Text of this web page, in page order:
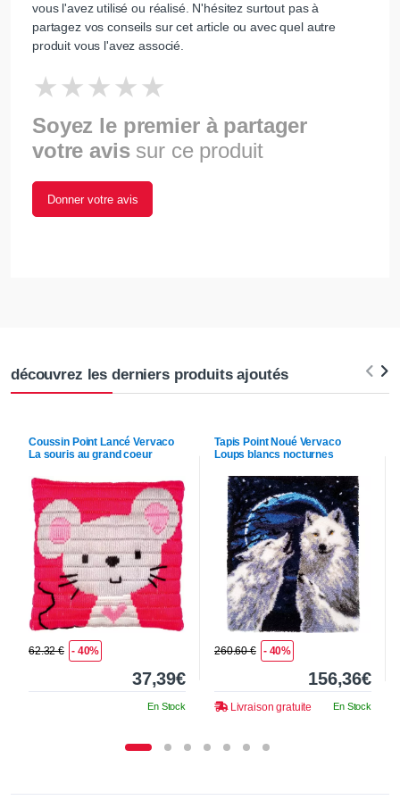
vous l'avez utilisé ou réalisé. N'hésitez surtout pas à
partagez vos conseils sur cet article ou avec quel autre
produit vous l'avez associé.
Soyez le premier à partager
votre avis sur ce produit
Donner votre avis
découvrez les derniers produits ajoutés
Coussin Point LancéVervaco
La souris au grand coeur
62.32 € - 40%
37,39€
En Stock
Tapis Point Noué Vervaco
Loups blancs nocturnes
260.60 € - 40%
156,36€
Livraison gratuite En Stock